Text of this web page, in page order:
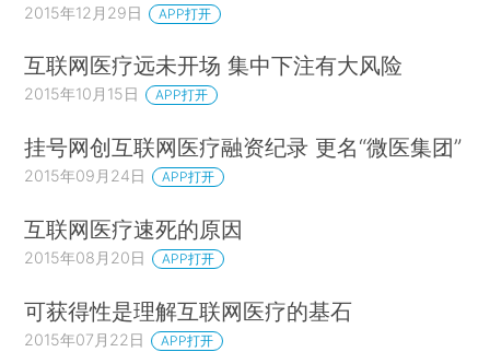
2015年12月29日 APP打开
互联网医疗远未开场 集中下注有大风险
2015年10月15日 APP打开
挂号网创互联网医疗融资纪录 更名“微医集团”
2015年09月24日 APP打开
互联网医疗速死的原因
2015年08月20日 APP打开
可获得性是理解互联网医疗的基石
2015年07月22日 APP打开